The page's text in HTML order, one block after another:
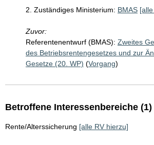
2. Zuständiges Ministerium: BMAS
Zuvor:
Referentenentwurf (BMAS): Zweites
des Betriebsrentengesetzes und zur
Gesetze (20. WP) (Vorgang)
Betroffene Interessenbereiche (1)
Rente/Alterssicherung [alle RV hierzu]